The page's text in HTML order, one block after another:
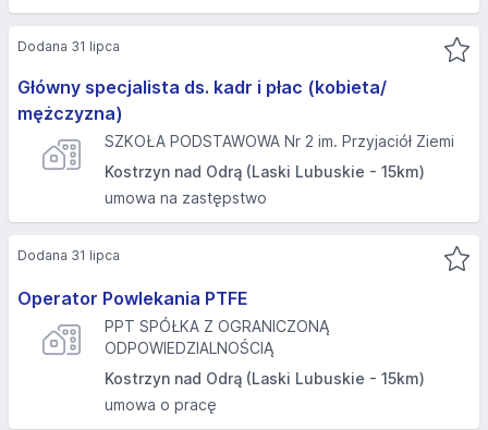
Główny specjalista ds. kadr i płac (kobieta/
mężczyzna)
SZKOŁA PODSTAWOWA Nr 2 im. Przyjaciół Ziemi
Kostrzyn nad Odrą (Laski Lubuskie - 15km)
umowa na zastępstwo
Dodana 31 lipca
Operator Powlekania PTFE
PPT SPÓŁKA Z OGRANICZONĄ
ODPOWIEDZIALNOŚCIĄ
Kostrzyn nad Odrą (Laski Lubuskie - 15km)
umowa o pracę
Dodana 31 lipca